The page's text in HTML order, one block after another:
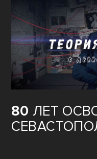
80 ЛЕТ